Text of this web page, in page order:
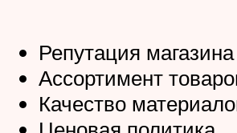
Репутация магазина
Ассортимент
Качество